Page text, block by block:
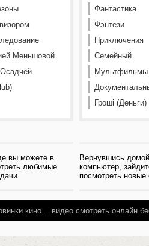
Меньшовой
вы можете в
любимые
Фантастика
Фэнтези
Приключения
Семейный
Мультфильмы
Гроші
Вернувшись
компьютер,
посмотреть
кино… видео смотреть онлайн